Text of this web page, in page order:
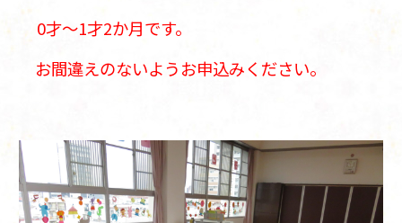
0才～1才2か月です。
お間違えのないようお申込みください。